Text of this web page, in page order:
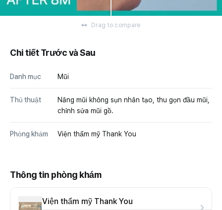
Drag to compare
Chi tiết Trước và Sau
Danh mục Mũi
Thủ thuật
Nâng mũi không sụn nhân tạo, thu gọn đầu mũi,
chỉnh sửa mũi gồ.
Phòng khám Viện thẩm mỹ Thank You
Thông tin phòng khám
Viện thẩm mỹ Thank You